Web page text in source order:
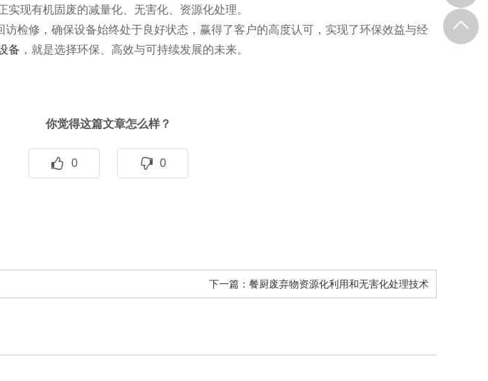
现有机固废的减量化、无害化、资源化处理。
检修，确保设备始终处于良好状态，赢得了客户的高度认可，实现了环保效益与经
备 ，就是选择环保、高效与可持续发展的未来。
你觉得这篇文章怎么样？
0 0
下一篇： 餐厨废弃物资源化利用和无害化处理技术